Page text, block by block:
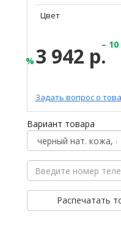
Цвет
3 942 р.– 10
%
Задать вопрос о
Вариант товара
Распечатать